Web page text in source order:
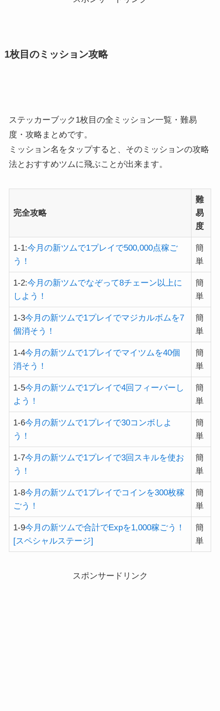
1枚目のミッション攻略
ステッカーブック1枚目の全ミッション一覧・難易
度・攻略まとめです。
ミッション名をタップすると、そのミッションの攻略
法とおすすめツムに飛ぶことが出来ます。
完全攻略
難
易
度
1-1:今月の新ツムで1プレイで500,000点稼ご
う！
簡
単
1-2:今月の新ツムでなぞって8チェーン以上に
しよう！
簡
単
1-3今月の新ツムで1プレイでマジカルボムを7
個消そう！
簡
単
1-4今月の新ツムで1プレイでマイツムを40個
消そう！
簡
単
1-5今月の新ツムで1プレイで4回フィーバーし
よう！
簡
単
1-6今月の新ツムで1プレイで30コンボしよ
う！
簡
単
1-7今月の新ツムで1プレイで3回スキルを使お
う！
簡
単
1-8今月の新ツムで1プレイでコインを300枚稼
ごう！
簡
単
1-9今月の新ツムで合計でExpを1,000稼ごう！
[スペシャルステージ]
簡
単
スポンサードリンク